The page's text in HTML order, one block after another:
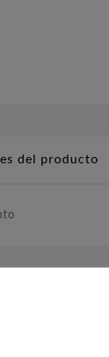
del producto